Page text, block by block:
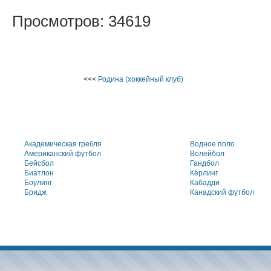
Просмотров: 34619
<<< Родина (хоккейный клуб)
Академическая гребля
Американский футбол
Бейсбол
Биатлон
Боулинг
Бридж
Водное поло
Волейбол
Гандбол
Кёрлинг
Кабадди
Канадский футбол